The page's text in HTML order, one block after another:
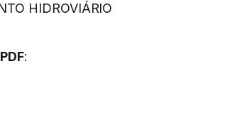
HIDROVIÁRIO
: